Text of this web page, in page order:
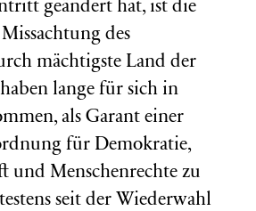
geändert hat, ist die
des
mächtigste Land der
lange für sich in
als Garant einer
für Demokratie,
und Menschenrechte zu
seit der Wiederwahl